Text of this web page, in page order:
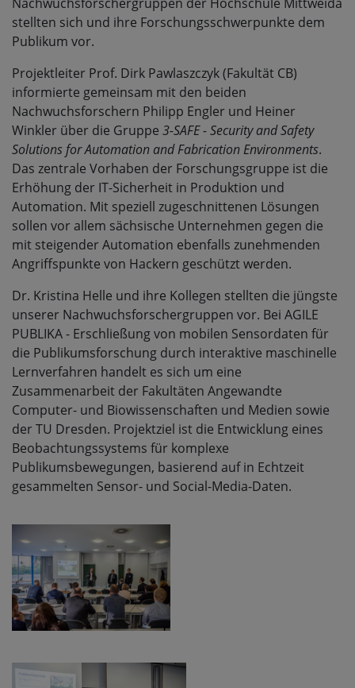
Nachwuchsforschergruppen der Hochschule Mittweida
stellten sich und ihre Forschungsschwerpunkte dem
Publikum vor.
Projektleiter Prof. Dirk Pawlaszczyk (Fakultät CB)
informierte gemeinsam mit den beiden
Nachwuchsforschern Philipp Engler und Heiner
Winkler über die Gruppe 3-SAFE - Security and Safety
Solutions for Automation and Fabrication Environments.
Das zentrale Vorhaben der Forschungsgruppe ist die
Erhöhung der IT-Sicherheit in Produktion und
Automation. Mit speziell zugeschnittenen Lösungen
sollen vor allem sächsische Unternehmen gegen die
mit steigender Automation ebenfalls zunehmenden
Angriffspunkte von Hackern geschützt werden.
Dr. Kristina Helle und ihre Kollegen stellten die jüngste
unserer Nachwuchsforschergruppen vor. Bei AGILE
PUBLIKA - Erschließung von mobilen Sensordaten für
die Publikumsforschung durch interaktive maschinelle
Lernverfahren handelt es sich um eine
Zusammenarbeit der Fakultäten Angewandte
Computer- und Biowissenschaften und Medien sowie
der TU Dresden. Projektziel ist die Entwicklung eines
Beobachtungssystems für komplexe
Publikumsbewegungen, basierend auf in Echtzeit
gesammelten Sensor- und Social-Media-Daten.